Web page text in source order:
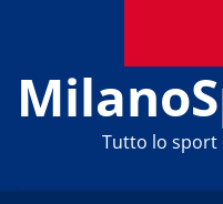
Tutto lo sport